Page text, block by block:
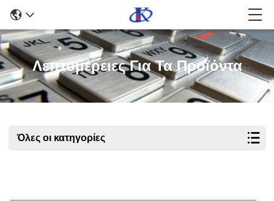
Λεπτομέρειες Για Τα Προϊόντα
Όλες οι κατηγορίες